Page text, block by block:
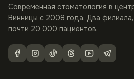
Современная стоматология в
Винницы с 2008 года. Два
почти 20 000 пациентов.